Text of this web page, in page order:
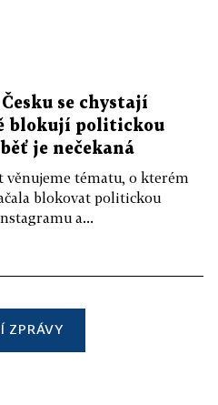
se chystají
blokují politickou
je nečekaná
věnujeme tématu, o kterém
blokovat politickou
a...
ZPRÁVY